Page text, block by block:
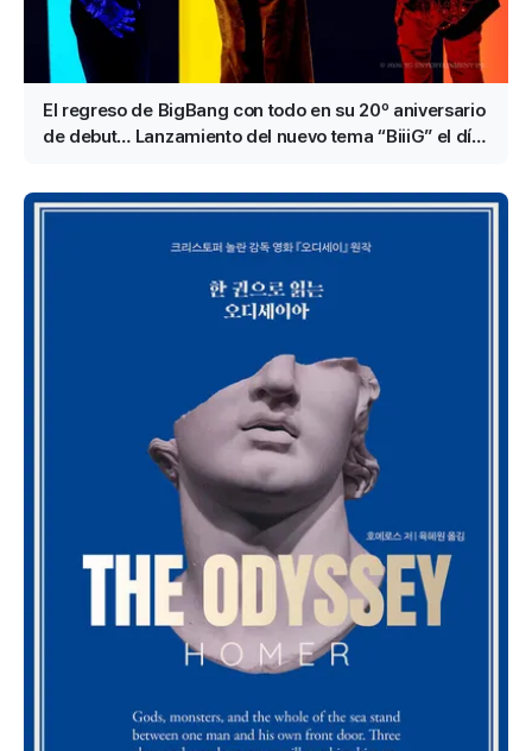
El regreso de BigBang con todo en su 20º aniversario
de debut… Lanzamiento del nuevo tema “BiiiG” el día
Jamsil